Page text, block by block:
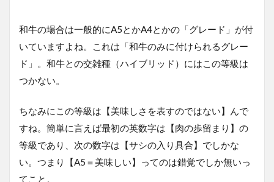
和牛の場合は一般的にA5とかA4とかの「グレード」が付
いていますよね。これは「和牛のみに付けられるグレー
ド」。和牛との交雑種（ハイブリッド）にはこの等級は
つかない。
ちなみにこの等級は【美味しさを表すのではない】んで
すね。簡単に言えば最初の英数字は【肉の歩留まり】の
等級であり、次の数字は【サシの入り具合】でしかな
い。つまり【A5＝美味しい】ってのは錯覚でしか無いっ
てこと。